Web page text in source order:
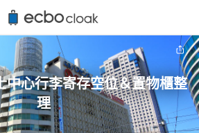
心行李寄存空位＆置物櫃整
理